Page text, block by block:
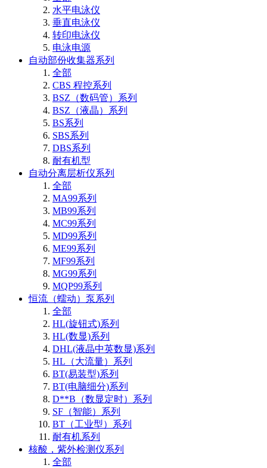
水平电泳仪
垂直电泳仪
转印电泳仪
电泳电源
自动部份收集器系列
全部
CBS 程控系列
BSZ（数码管）系列
BSZ（液晶）系列
BS系列
SBS系列
DBS系列
耐有机型
自动分离层析仪系列
全部
MA99系列
MB99系列
MC99系列
MD99系列
ME99系列
MF99系列
MG99系列
MQP99系列
恒流（蠕动）泵系列
全部
HL(旋钮式)系列
HL(数显)系列
DHL(液晶中英数显)系列
HL（大流量）系列
BT(易装型)系列
BT(电脑细分)系列
D**B（数显定时）系列
SF（智能）系列
BT（工业型）系列
耐有机系列
核酸，紫外检测仪系列
全部